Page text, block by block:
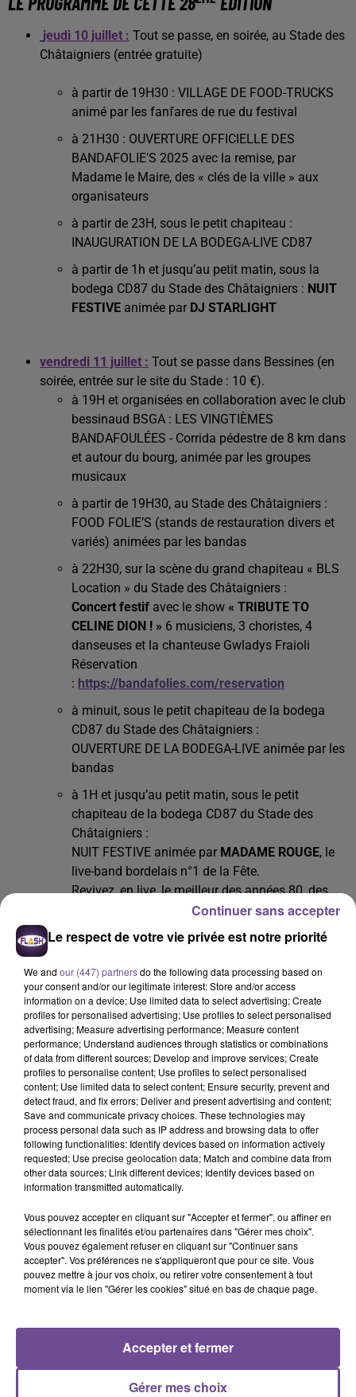
jeudi 10 juillet : Tout se passe, en soirée, au Stade des
Châtaigniers (entrée gratuite)
à partir de 19H30 : VILLAGE DE FOOD-TRUCKS
animé par les fanfares de rue du festival
à 21H30 : OUVERTURE OFFICIELLE DES
BANDAFOLIE’S 2025 avec la remise, par
Madame le Maire, des « clés de la ville » aux
organisateurs
à partir de 23H, sous le petit chapiteau :
INAUGURATION DE LA BODEGA-LIVE CD87
à partir de 1h et jusqu’au petit matin, sous la
bodega CD87 du Stade des Châtaigniers : NUIT
FESTIVE animée par DJ STARLIGHT
vendredi 11 juillet : Tout se passe dans Bessines (en
soirée, entrée sur le site du Stade : 10 €).
à 19H et organisées en collaboration avec le club
bessinaud BSGA : LES VINGTIÈMES
BANDAFOULÉES - Corrida pédestre de 8 km dans
et autour du bourg, animée par les groupes
musicaux
à partir de 19H30, au Stade des Châtaigniers :
FOOD FOLIE’S (stands de restauration divers et
variés) animées par les bandas
à 22H30, sur la scène du grand chapiteau « BLS
Location » du Stade des Châtaigniers :
Concert festif avec le show « TRIBUTE TO
CELINE DION ! » 6 musiciens, 3 choristes, 4
danseuses et la chanteuse Gwladys Fraioli
Réservation
: https://bandafolies.com/reservation
à minuit, sous le petit chapiteau de la bodega
CD87 du Stade des Châtaigniers :
OUVERTURE DE LA BODEGA-LIVE animée par les
bandas
à 1H et jusqu’au petit matin, sous le petit
chapiteau de la bodega CD87 du Stade des
Châtaigniers :
NUIT FESTIVE animée par MADAME ROUGE, le
live-band bordelais n°1 de la Fête.
Revivez, en live, le meilleur des années 80, des
années 90 et des années 2000 !
soirée, entrée sur le site du Stade : 10 €)
à 10H30: RÉVEIL DE LA VILLE EN MUSIQUE
à 16H, à travers le bourg jusqu’à la place de la
Mairie : DÉAMBULATION et PRÉSENTATION DE
TOUS LES GROUPES
à partir de 19H30, au Stade des Châtaigniers :
GRANDE NUIT DES BANDAFOLIE’S
Venez retrouver la chaleur, la convivialité et
l’échange des cultures dans une ambiance des
Près de 300 musiciens, 3 scènes, 2 chapiteaux
REPAS FERIApréparé par un traiteur :19 € avec
la prestation de tous les groupeset de LA
BANDA DE BESSINES
Réservation conseillée :
dès 23h et jusqu’au petit matin, sous le petit
Châtaigniers :
Le respect de votre vie privée est notre priorité
We and our (447) partnersdo the following data processing based on
your consent and/or our legitimate interest: Store and/or access
information on a device; Use limited data to select advertising; Create
profiles for personalised advertising; Use profiles to select personalised
advertising; Measure advertising performance; Measure content
performance; Understand audiences through statistics or combinations
of data from different sources; Develop and improve services; Create
profiles to personalise content; Use profiles to select personalised
content; Use limited data to select content; Ensure security, prevent and
detect fraud, and fix errors; Deliver and present advertising and content;
Save and communicate privacy choices. These technologies may
process personal data such as IP address and browsing data to offer
following functionalities: Identify devices based on information actively
requested; Use precise geolocation data; Match and combine data from
other data sources; Link different devices; Identify devices based on
information transmitted automatically.
Vous pouvez accepter en cliquant sur "Accepter et fermer", ou affiner en
sélectionnant les finalités et/ou partenaires dans "Gérer mes choix".
Vous pouvez également refuser en cliquant sur "Continuer sans
accepter". Vos préférences ne s'appliqueront que pour ce site. Vous
pouvez mettre à jour vos choix, ou retirer votre consentement à tout
moment via le lien "Gérer les cookies" situé en bas de chaque page.
Gérer mes choix
Accepter et fermer
Continuer sans accepter